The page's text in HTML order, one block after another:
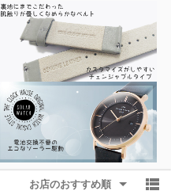
お店のおすすめ順